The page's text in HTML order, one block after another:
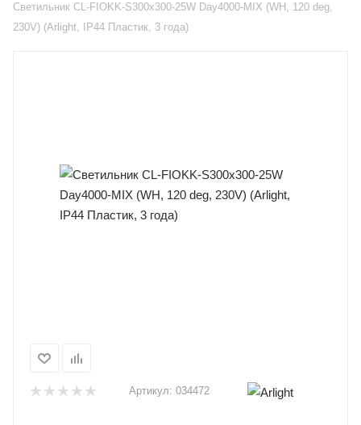
Светильник CL-FIOKK-S300x300-25W Day4000-MIX (WH, 120 deg,
230V) (Arlight, IP44 Пластик, 3 года)
Артикул: 034472